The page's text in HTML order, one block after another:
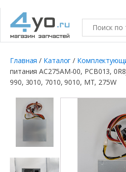
Главная / Каталог /
питания AC275AM-00, PCB013,
990, 3010, 7010, 9010, MT, 275W